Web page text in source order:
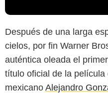
Después de una larga
cielos, por fin Warner
auténtica oleada el
título oficial de la
mexicano Alejandro